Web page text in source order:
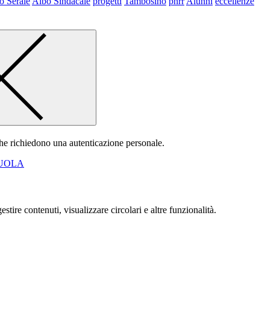
richiedono una autenticazione personale.
contenuti, visualizzare circolari e altre funzionalità.